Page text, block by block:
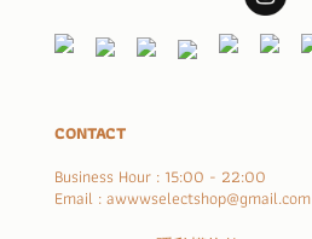
CONTACT
Business Hour : 15:00 - 22:00
Email : awwwselectshop@gmail.com